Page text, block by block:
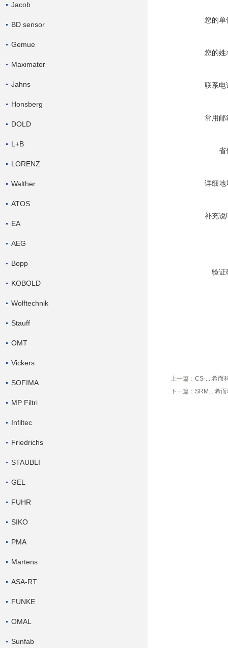
Jacob
BD sensor
Gemue
Maximator
Jahns
Honsberg
DOLD
L+B
LORENZ
Walther
ATOS
EA
AEG
Bopp
KOBOLD
Wolftechnik
Stauff
OMT
Vickers
SOFIMA
MP Filtri
Infiltec
Friedrichs
STAUBLI
GEL
FUHR
SIKO
PMA
Martens
ASA-RT
FUNKE
OMAL
Sunfab
您的单
您的姓
联系电
常用邮
省
详细地
补充说
验证
上一篇： CS-....希而
下一篇： SRM....希